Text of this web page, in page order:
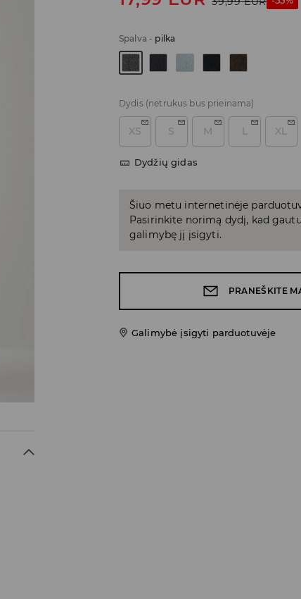
Spalva - pilka
Dydis (netrukus bus prieinama)
XS S M L XL
Dydžių gidas
Šiuo metu internetinėje
Pasirinkite norimą dydį, kad
galimybę jį įsigyti.
PRANEŠKITE
Galimybė įsigyti parduotuvėje